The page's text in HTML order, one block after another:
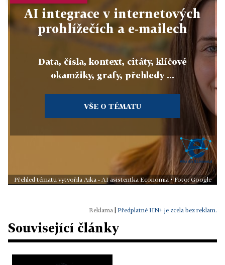
AI integrace v internetových
prohlížečích a e‑mailech
Data, čísla, kontext, citáty, klíčové
okamžiky, grafy, přehledy ...
VŠE O TÉMATU
Přehled tématu vytvořila Aika - AI asistentka Economia • Foto: Google
Předplatné HN+ je zcela bez reklam.
Související články